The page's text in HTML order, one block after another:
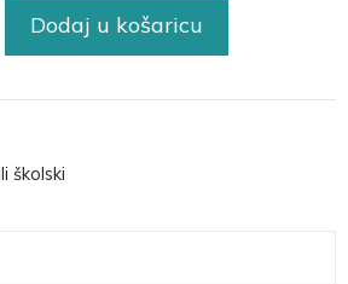
Dodaj u košaricu
školski